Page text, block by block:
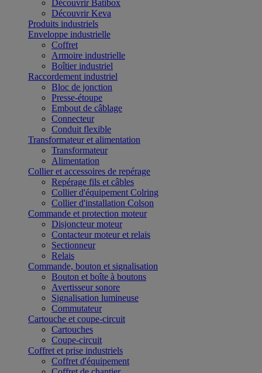
Découvrir Batibox
Découvrir Keva
Produits industriels
Enveloppe industrielle
Coffret
Armoire industrielle
Boîtier industriel
Raccordement industriel
Bloc de jonction
Presse-étoupe
Embout de câblage
Connecteur
Conduit flexible
Transformateur et alimentation
Transformateur
Alimentation
Collier et accessoires de repérage
Repérage fils et câbles
Collier d'équipement Colring
Collier d'installation Colson
Commande et protection moteur
Disjoncteur moteur
Contacteur moteur et relais
Sectionneur
Relais
Commande, bouton et signalisation
Bouton et boîte à boutons
Avertisseur sonore
Signalisation lumineuse
Commutateur
Cartouche et coupe-circuit
Cartouches
Coupe-circuit
Coffret et prise industriels
Coffret d'équipement